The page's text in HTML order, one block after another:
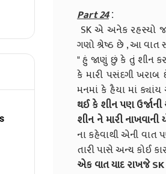
Part 24:
SK એ અનેક રહસ્યો
ગણો શ્રેષ્ઠ છે , આ વાત
" હું જાણું છું કે તું શીન
કે મારી પસંદગી
મનમાં કે હૈયા માં ક્યાંય
થઈ કે શીન પણ
શીન ને મારી નાખવાની
ના કહેવાથી એની વાત
તારી પાસે અન્ય કોઈ
એક વાત યાદ રાખજે